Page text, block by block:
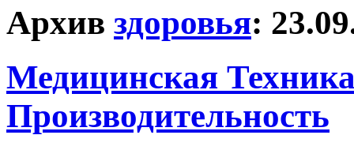
Архив здоровья:
Медицинская
Производительность